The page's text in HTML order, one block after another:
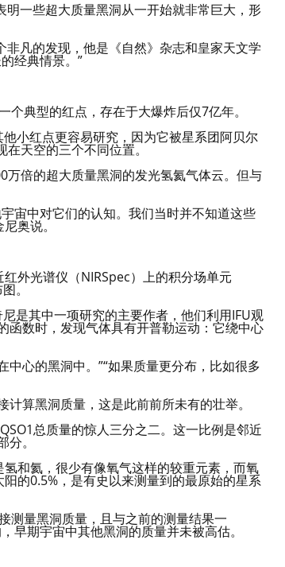
明一些超大质量黑洞从一开始就非常巨大，形
凡的发现，他是《自然》杂志和皇家天文学
经典情景。”
典型的红点，存在于大爆炸后仅7亿年。
小红点更容易研究，因为它被星系团阿贝尔
天空的三个不同位置。
倍的超大质量黑洞的发光氢氦气体云。但与
宙中对它们的认知。我们当时并不知道这些
奥说。
外光谱仪（NIRSpec）上的积分场单元
。
是其中一项研究的主要作者，他们利用IFU观
函数时，发现气体具有开普勒运动：它绕中心
心的黑洞中。”“如果质量更分布，比如很多
算黑洞质量，这是此前前所未有的壮举。
总质量的惊人三分之二。这一比例是邻近
。
和氦，很少有像氧气这样的较重元素，而氧
的0.5%，是有史以来测量到的最原始的星系
测量黑洞质量，且与之前的测量结果一
早期宇宙中其他黑洞的质量并未被高估。